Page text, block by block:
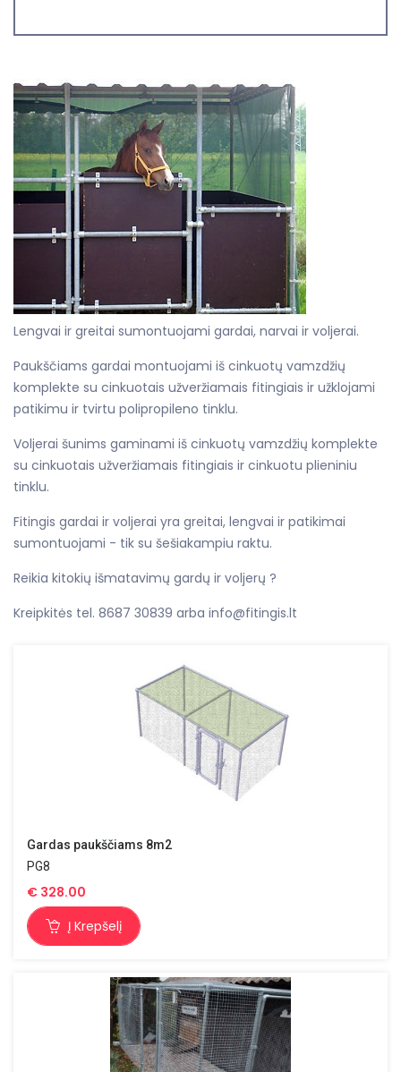
Lengvai ir greitai sumontuojami gardai, narvai ir voljerai.
Paukščiams gardai montuojami iš cinkuotų vamzdžių
komplekte su cinkuotais užveržiamais fitingiais ir užklojami
patikimu ir tvirtu polipropileno tinklu.
Voljerai šunims gaminami iš cinkuotų vamzdžių komplekte
su cinkuotais užveržiamais fitingiais ir cinkuotu plieniniu
tinklu.
Fitingis gardai ir voljerai yra greitai, lengvai ir patikimai
sumontuojami - tik su šešiakampiu raktu.
Reikia kitokių išmatavimų gardų ir voljerų ?
Kreipkitės tel. 8687 30839 arba info@fitingis.lt
Gardas paukščiams 8m2
PG8
€ 328.00
Į Krepšelį